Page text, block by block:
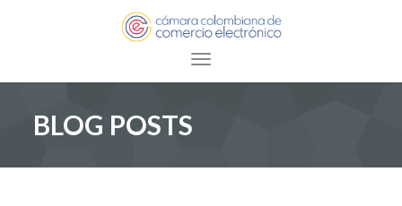
Toggle navigation
BLOG POSTS